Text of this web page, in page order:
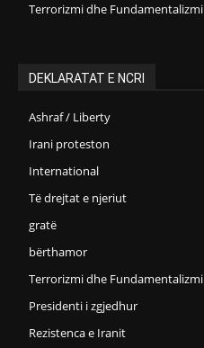
Terrorizmi dhe Fundamentalizmi
DEKLARATAT E NCRI
Ashraf / Liberty
Irani proteston
International
Të drejtat e njeriut
gratë
bërthamor
Terrorizmi dhe Fundamentalizmi
Presidenti i zgjedhur
Rezistenca e Iranit